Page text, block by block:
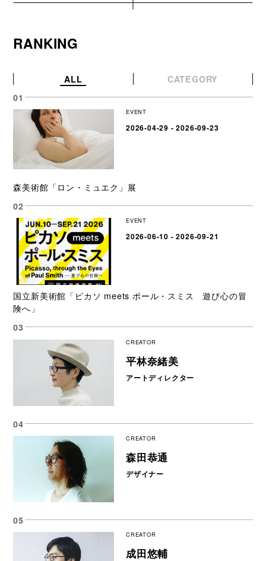
RANKING
ALL CATEGORY
EVENT
2026-04-29 - 2026-09-23
森美術館「ロン・ミュエク」展
EVENT
2026-06-10 - 2026-09-21
国立新美術館「ピカソ meets ポール・スミス 遊び心の冒
険へ」
CREATOR
平林奈緒美
アートディレクター
CREATOR
森田恭通
デザイナー
CREATOR
成田悠輔